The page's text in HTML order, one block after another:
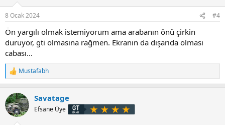
:
8 Ocak 2024 #4
Ön yargılı olmak istemiyorum ama arabanın önü çirkin
duruyor, gti olmasına rağmen. Ekranın da dışarıda olması
cabası...
T
e
k
i
l
Mustafabh
Savatage
Efsane Üye